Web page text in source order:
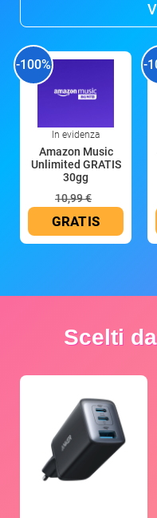
-100%
In evidenza
Amazon Music
Unlimited GRATIS
30gg
10,99 €
GRATIS
-
Scelti